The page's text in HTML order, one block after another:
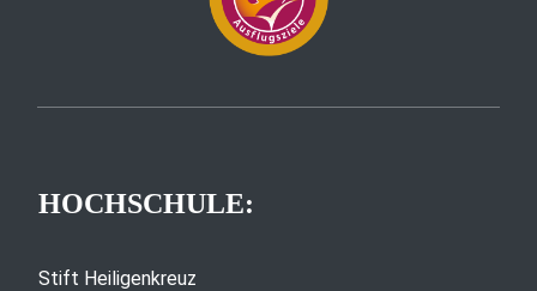
HOCHSCHULE:
Stift Heiligenkreuz